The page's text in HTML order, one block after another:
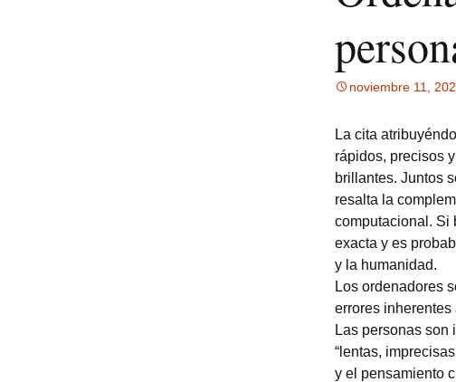
Proyecto GSM:
de Sala
Joy Stick MPF-
Manuales
MPF-II
MPF-II
Club de
noviembre 11,
La cita
rápidos, precisos
brillantes. Juntos
resalta la
computacional. Si
exacta y es
y la humanidad.
Los ordenadores
errores
Las personas son
“lentas,
y el pensamiento